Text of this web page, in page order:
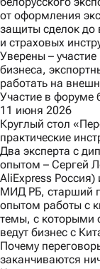
от оформления
защиты сделок до
и страховых
Уверены –
бизнеса,
работать на
Участие в форуме
11 июня 2026
Круглый стол
практические
Два эксперта с
опытом – Сергей
AliExpress
МИД РБ, старший
опытом работы с
темы, с которыми
ведут бизнес с
Почему
заканчиваются